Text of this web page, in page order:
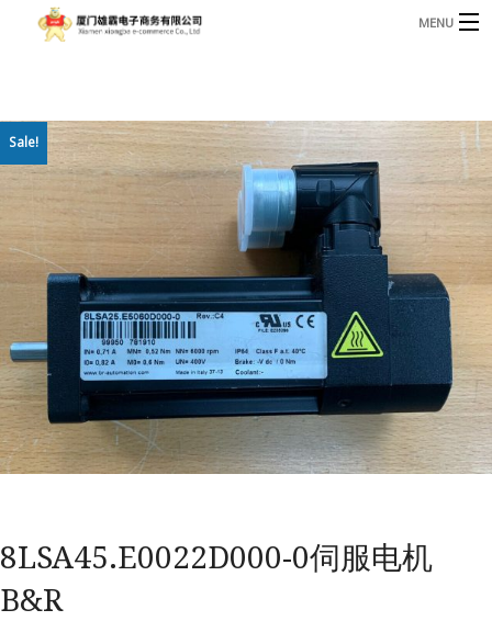
MENU
首页
产品
资讯
关于我们
联系我们
Sale!
8LSA45.E0022D000-0伺服电机
B&R